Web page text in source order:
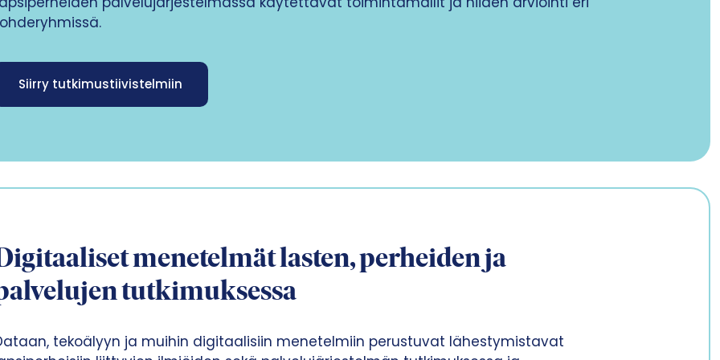
Siirry tutkimustiivistelmiin
menetelmät lasten, perheiden ja
tutkimuksessa
tekoälyyn ja muihin digitaalisiin menetelmiin perustuvat lähestymistavat